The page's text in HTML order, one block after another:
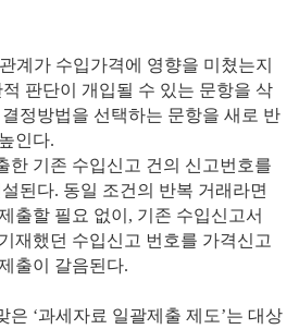
계가 수입가격에 영향을 미쳤는지
판단이 개입될 수 있는 문항을 삭
정방법을 선택하는 문항을 새로 반
인다.
한 기존 수입신고 건의 신고번호를
된다. 동일 조건의 반복 거래라면
출할 필요 없이, 기존 수입신고서
재했던 수입신고 번호를 가격신고
출이 갈음된다.
은 ‘과세자료 일괄제출 제도’는 대상